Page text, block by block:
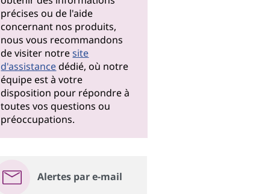
précises ou de l'aide
concernant nos produits,
nous vous recommandons
de visiter notresite
d'assistancedédié, où notre
équipe est à votre
disposition pour répondre à
toutes vos questions ou
préoccupations.
Alertes par e-mail